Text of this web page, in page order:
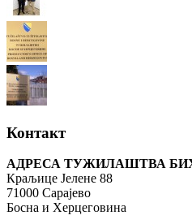
Контакт
АДРЕСА ТУЖИЛАШТВА
Краљице Јелене 88
71000 Сарајево
Босна и Херцеговина